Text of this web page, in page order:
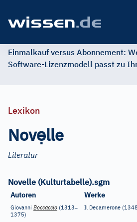
Einmalkauf versus Abonnement:
Software-Lizenzmodell passt zu
Lexikon
Novẹlle
Literatur
Novelle (Kulturtabelle).sgm
Autoren Werke
Giovanni Boccaccio (1313–
1375)
Il Decamerone (1348